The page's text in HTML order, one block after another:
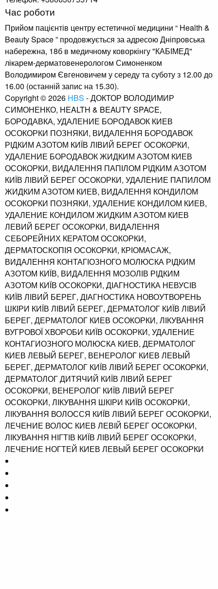
Час роботи
Прийом пацієнтів центру естетичної медицини “ Health &
Beauty Space ” продовжується за адресою Дніпровська
набережна, 18б в медичному коворкінгу "КАБІМЕД"
лікарем-дерматовенерологом Симоненком
Володимиром Євгеновичем у середу та суботу з 12.00 до
16.00 (останній запис на 15.30).
Copyright © 2026 HBS - ДОКТОР ВОЛОДИМИР
СИМОНЕНКО, HEALTH & BEAUTY SPACE,
БОРОДАВКА, УДАЛЕНИЕ БОРОДАВОК КИЕВ
ОСОКОРКИ ПОЗНЯКИ, ВИДАЛЕННЯ БОРОДАВОК
РІДКИМ АЗОТОМ КИЇВ ЛІВИЙ БЕРЕГ ОСОКОРКИ,
УДАЛЕНИЕ БОРОДАВОК ЖИДКИМ АЗОТОМ КИЕВ
ОСОКОРКИ, ВИДАЛЕННЯ ПАПІЛОМ РІДКИМ АЗОТОМ
КИЇВ ЛІВИЙ БЕРЕГ ОСОКОРКИ, УДАЛЕНИЕ ПАПИЛОМ
ЖИДКИМ АЗОТОМ КИЕВ, ВИДАЛЕННЯ КОНДИЛОМ
ОСОКОРКИ ПОЗНЯКИ, УДАЛЕНИЕ КОНДИЛОМ КИЕВ,
УДАЛЕНИЕ КОНДИЛОМ ЖИДКИМ АЗОТОМ КИЕВ
ЛЕВИЙ БЕРЕГ ОСОКОРКИ, ВИДАЛЕННЯ
СЕБОРЕЙНИХ КЕРАТОМ ОСОКОРКИ,
ДЕРМАТОСКОПІЯ ОСОКОРКИ, КРІОМАСАЖ,
ВИДАЛЕННЯ КОНТАГІОЗНОГО МОЛЮСКА РІДКИМ
АЗОТОМ КИЇВ, ВИДАЛЕННЯ МОЗОЛІВ РІДКИМ
АЗОТОМ КИЇВ ОСОКОРКИ, ДІАГНОСТИКА НЕВУСІВ
КИЇВ ЛІВИЙ БЕРЕГ, ДІАГНОСТИКА НОВОУТВОРЕНЬ
ШКІРИ КИЇВ ЛІВИЙ БЕРЕГ, ДЕРМАТОЛОГ КИЇВ ЛІВИЙ
БЕРЕГ, ДЕРМАТОЛОГ КИЕВ ОСОКОРКИ, ЛІКУВАННЯ
ВУГРОВОЇ ХВОРОБИ КИЇВ ОСОКОРКИ, УДАЛЕНИЕ
КОНТАГИОЗНОГО МОЛЮСКА КИЕВ, ДЕРМАТОЛОГ
КИЕВ ЛЕВЫЙ БЕРЕГ, ВЕНЕРОЛОГ КИЕВ ЛЕВЫЙ
БЕРЕГ, ДЕРМАТОЛОГ КИЇВ ЛІВИЙ БЕРЕГ ОСОКОРКИ,
ДЕРМАТОЛОГ ДИТЯЧИЙ КИЇВ ЛІВИЙ БЕРЕГ
ОСОКОРКИ, ВЕНЕРОЛОГ КИЇВ ЛІВИЙ БЕРЕГ
ОСОКОРКИ, ЛІКУВАННЯ ШКІРИ КИЇВ ОСОКОРКИ,
ЛІКУВАННЯ ВОЛОССЯ КИЇВ ЛІВИЙ БЕРЕГ ОСОКОРКИ,
ЛЕЧЕНИЕ ВОЛОС КИЕВ ЛЕВІЙ БЕРЕГ ОСОКОРКИ,
ЛІКУВАННЯ НІГТІВ КИЇВ ЛІВИЙ БЕРЕГ ОСОКОРКИ,
ЛЕЧЕНИЕ НОГТЕЙ КИЕВ ЛЕВЫЙ БЕРЕГ ОСОКОРКИ